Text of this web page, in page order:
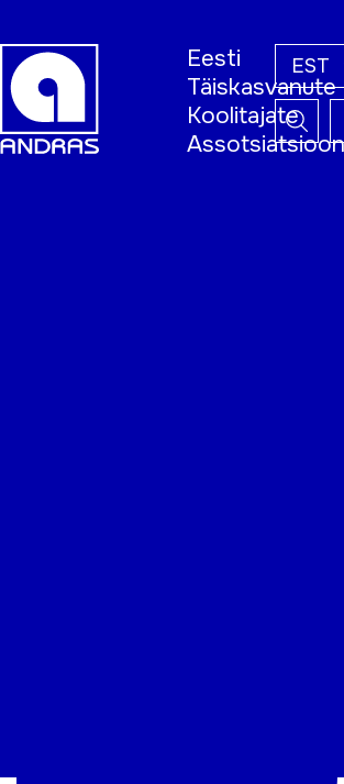
Eesti
Täiskasvanute
Koolitajate
Assotsiatsioon
EST